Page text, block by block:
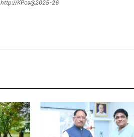
http://KPcs@2025-26